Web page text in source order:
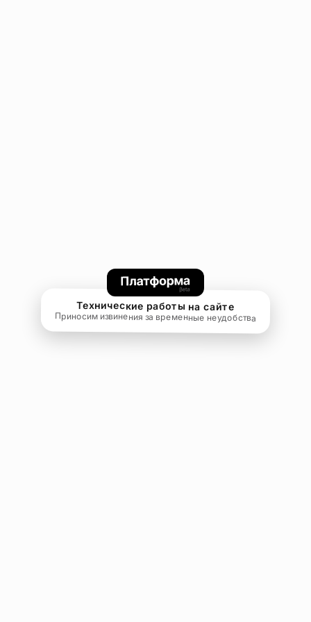
Технические работы на сайте
Приносим извинения за временные неудобства